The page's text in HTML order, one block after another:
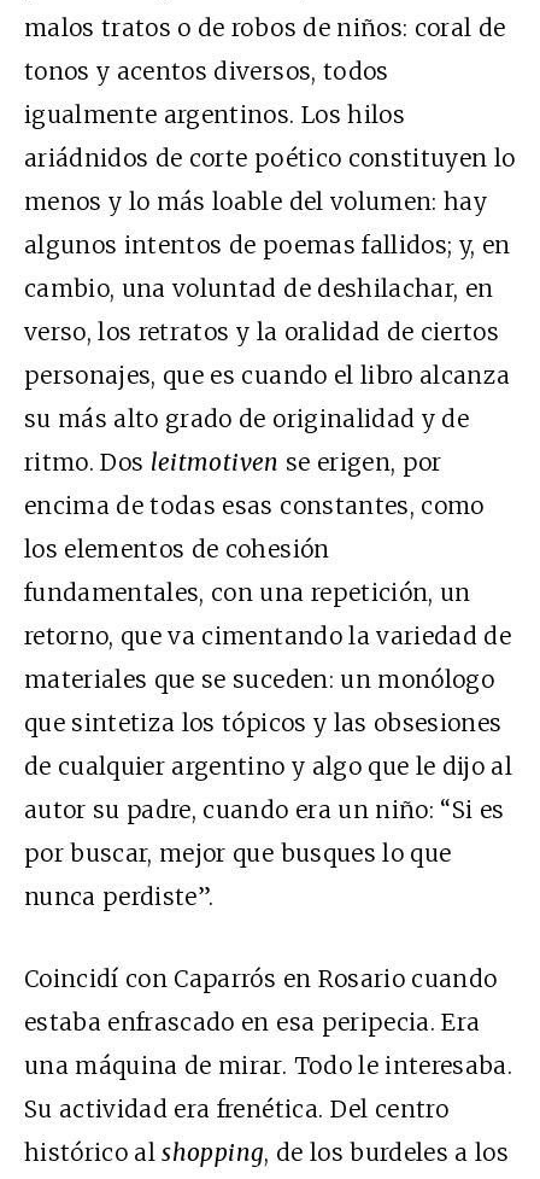
malos tratos o de robos de niños: coral de
tonos y acentos diversos, todos
igualmente argentinos. Los hilos
ariádnidos de corte poético constituyen lo
menos y lo más loable del volumen: hay
algunos intentos de poemas fallidos; y, en
cambio, una voluntad de deshilachar, en
verso, los retratos y la oralidad de ciertos
personajes, que es cuando el libro alcanza
su más alto grado de originalidad y de
ritmo. Dos leitmotiven se erigen, por
encima de todas esas constantes, como
los elementos de cohesión
fundamentales, con una repetición, un
retorno, que va cimentando la variedad de
materiales que se suceden: un monólogo
que sintetiza los tópicos y las obsesiones
de cualquier argentino y algo que le dijo al
autor su padre, cuando era un niño: “Si es
por buscar, mejor que busques lo que
nunca perdiste”.
Coincidí con Caparrós en Rosario cuando
estaba enfrascado en esa peripecia. Era
una máquina de mirar. Todo le interesaba.
Su actividad era frenética. Del centro
histórico alshopping, de los burdeles a los